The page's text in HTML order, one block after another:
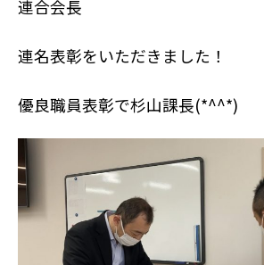
連合会長
連名表彰をいただきました！
優良職員表彰で杉山課長(*^^*)